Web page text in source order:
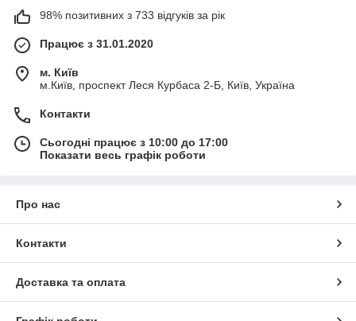
98% позитивних з 733 відгуків за рік
Працює з 31.01.2020
м. Київ
м.Київ, проспект Леся Курбаса 2-Б, Київ, Україна
Контакти
Сьогодні працює з 10:00 до 17:00
Показати весь графік роботи
Про нас
Контакти
Доставка та оплата